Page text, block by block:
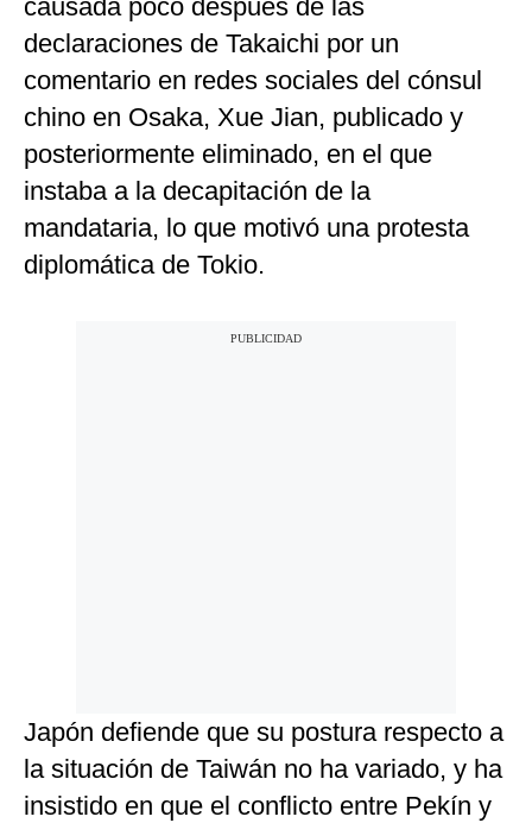
causada poco después de las
declaraciones de Takaichi por un
comentario en redes sociales del cónsul
chino en Osaka, Xue Jian, publicado y
posteriormente eliminado, en el que
instaba a la decapitación de la
mandataria, lo que motivó una protesta
diplomática de Tokio.
Japón defiende que su postura respecto a
la situación de Taiwán no ha variado, y ha
insistido en que el conflicto entre Pekín y